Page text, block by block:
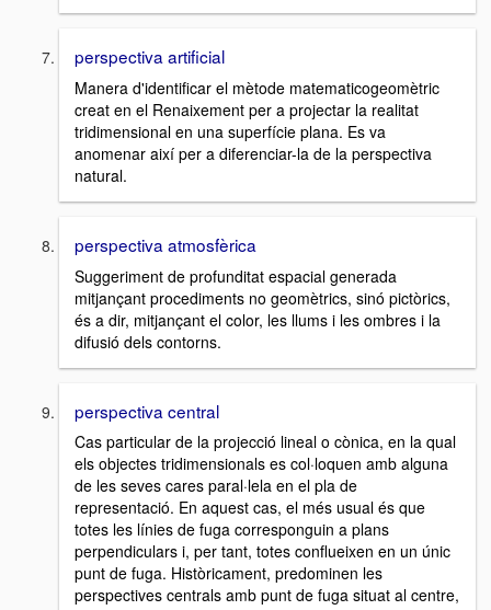
perspectiva artificial
Manera d'identificar el mètode matematicogeomètric
creat en el Renaixement per a projectar la realitat
tridimensional en una superfície plana. Es va
anomenar així per a diferenciar-la de la perspectiva
natural.
perspectiva atmosfèrica
Suggeriment de profunditat espacial generada
mitjançant procediments no geomètrics, sinó pictòrics,
és a dir, mitjançant el color, les llums i les ombres i la
difusió dels contorns.
perspectiva central
Cas particular de la projecció lineal o cònica, en la qual
els objectes tridimensionals es col·loquen amb alguna
de les seves cares paral·lela en el pla de
representació. En aquest cas, el més usual és que
totes les línies de fuga corresponguin a plans
perpendiculars i, per tant, totes conflueixen en un únic
punt de fuga. Històricament, predominen les
perspectives centrals amb punt de fuga situat al centre,